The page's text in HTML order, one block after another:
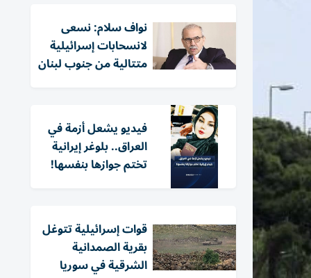
نواف سلام: نسعى
لانسحابات إسرائيلية
متتالية من جنوب لبنان
فيديو يشعل أزمة في
العراق.. بلوغر إيرانية
تختم جوازها بنفسها!
قوات إسرائيلية تتوغل
بقرية الصمدانية
الشرقية في سوريا